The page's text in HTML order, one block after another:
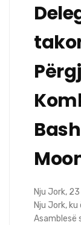
Nju Jork,
Nju Jork,
Asamblesë